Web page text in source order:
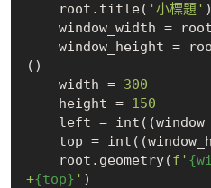
    root.title(
'小標題' )
()
    width =
300
    height =
150
left =
top =
    root.geometry(
f'
+{top} ' )